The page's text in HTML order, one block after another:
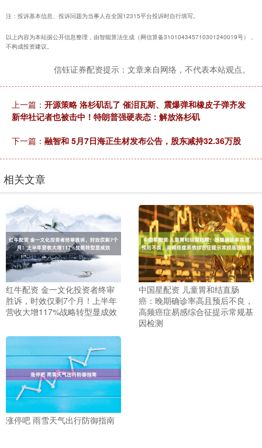
注：投诉基本信息、投诉问题为当事人在全国12315平台投诉时自行填写。
以上内容为本站据公开信息整理，由智能算法生成（网信算备310104345710301240019号），
不构成投资建议。
信钰证券配资提示：文章来自网络，不代表本站观点。
上一篇： 开源策略 洛杉矶乱了 催泪瓦斯、震爆弹和橡皮子弹齐发
新华社记者也被击中！特朗普强硬表态：解放洛杉矶
下一篇： 融智和 5月7日海正生材发布公告，股东减持32.36万股
相关文章
红牛配资 金一文化投资者终审
胜诉，时效仅剩7个月！上半年
营收大增117%战略转型显成效
中国星配资 儿童胃和结直肠
癌：晚期确诊率高且预后不良，
高频癌症易感综合征提示常规基
因检测
涨停吧 雨雪天气出行防御指南